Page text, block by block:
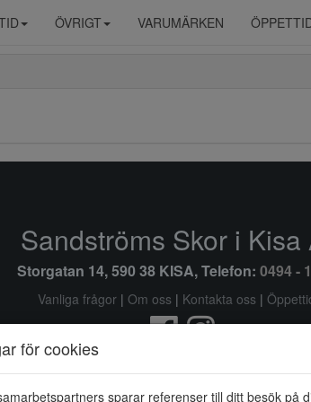
ÖVRIGT VARUMÄRKEN
för cookies
sparar referenser till ditt besök på
Sandströms Skor i Kisa
Storgatan 14, 590 38 KISA, Telefon: 0494 -
Vanliga frågor | Om oss | Kontakta oss |